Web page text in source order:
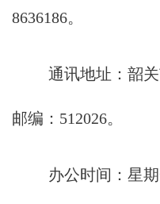
8636186。
通讯地址：韶
邮编：512026。
办公时间：星